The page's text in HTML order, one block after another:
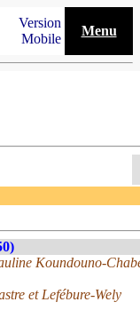
Version
Mobile
Menu
Koundouno-
et Lefébure-Wely